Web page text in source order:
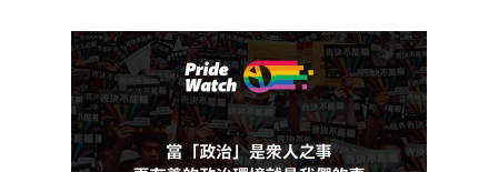
灣的「部分違憲」），名古屋地方法院
判決違憲，終於在今天等到了福岡 地方
法院也認為不保障同婚是「違憲狀
態！」。恭喜日本！繼續往婚姻平權邁
進一大步！